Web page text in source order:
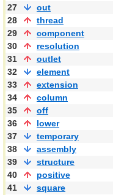
27
out
28
thread
29
component
30
resolution
31
outlet
32
element
33
extension
34
column
35
off
36
lower
37
temporary
38
assembly
39
structure
40
positive
41
square